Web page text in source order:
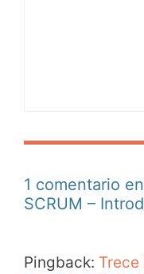
1 comentario
SCRUM –
Pingback: Trece